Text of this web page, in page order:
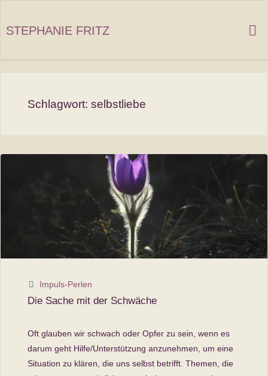
springen
STEPHANIE FRITZ
Schlagwort: selbstliebe
Impuls-Perlen
Die Sache mit der Schwäche
Oft glauben wir schwach oder Opfer zu sein, wenn es
darum geht Hilfe/Unterstützung anzunehmen, um eine
Situation zu klären, die uns selbst betrifft. Themen, die